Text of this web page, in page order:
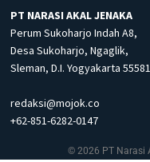
PT NARASI AKAL JENAKA
Perum Sukoharjo Indah A8,
Desa Sukoharjo, Ngaglik,
Sleman, D.I. Yogyakarta 55581
redaksi@mojok.co
+62-851-6282-0147
© 2026 PT Narasi